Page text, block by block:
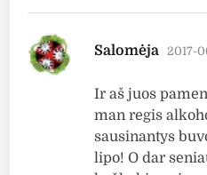
Salomėja says:
2017-
Ir aš juos
man regis
sausinantys
lipo! O dar